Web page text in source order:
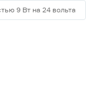
9 Вт на 24 вольта